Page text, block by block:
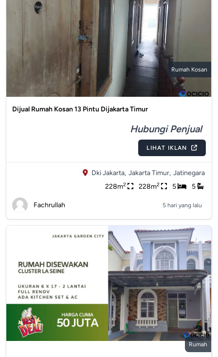
Rumah Kosan
Dijual Rumah Kosan 13 Pintu Dijakarta Timur
Hubungi Penjual
LIHAT IKLAN
Dki Jakarta, Jakarta Timur, Jatinegara
228m2 228m2 5 5
Fachrullah 5 hari yang lalu
Rumah